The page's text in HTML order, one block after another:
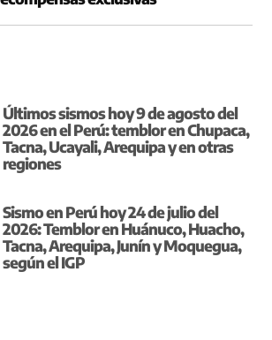
Últimos sismos hoy 9 de agosto del
2026 en el Perú: temblor en Chupaca,
Tacna, Ucayali, Arequipa y en otras
regiones
Sismo en Perú hoy 24 de julio del
2026: Temblor en Huánuco, Huacho,
Tacna, Arequipa, Junín y Moquegua,
según el IGP